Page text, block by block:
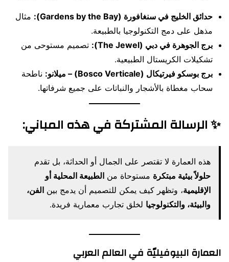
حدائق الخليج في سنغافورة (Gardens by the Bay):
مثال
مذهل على دمج التكنولوجيا بالطبيعة.
برج الجوهرة في دبي (The Jewel):
تصميم مستوحى من
تشكيلات الكريستال الطبيعية.
برج بوسكو فيرتيكال (Bosco Verticale) – ميلانو:
ناطحة
سحاب مغطاة بالأشجار والنباتات على جميع شرفاتها.
✨الرسالة المشتركة في هذه المباني:
هذه العمارة لا تقتصر على الجمال أو الحداثة، بل تقدم
حلولاً بيئية مبتكرة مستوحاة من الطبيعة المحلية أو
الإقليمية، وتظهر كيف يمكن للتصميم أن يدمج بين الفن،
والبيئة، والتكنولوجيا لخلق تجارب معمارية فريدة.
العمارة البيوفيليّة في العالم العربي